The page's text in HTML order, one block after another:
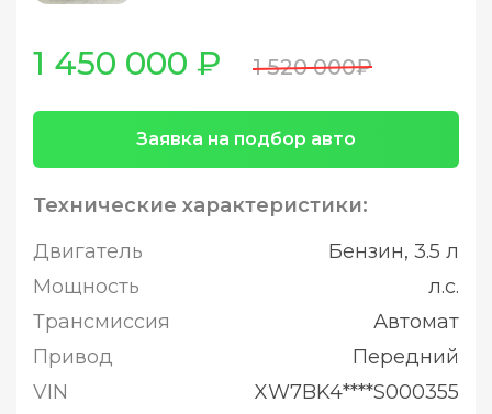
1 450 000 ₽ 1 520 000₽
Заявка на подбор авто
Технические характеристики:
Двигатель
Бензин, 3.5 л
Мощность
л.с.
Трансмиссия
Автомат
Привод
Передний
VIN
XW7BK4****S000355